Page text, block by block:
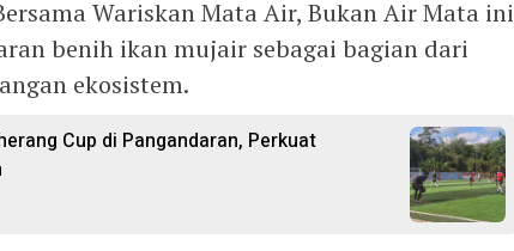
Wariskan Mata Air, Bukan Air Mata ini
benih ikan mujair sebagai bagian dari
ekosistem.
Cup di Pangandaran, Perkuat